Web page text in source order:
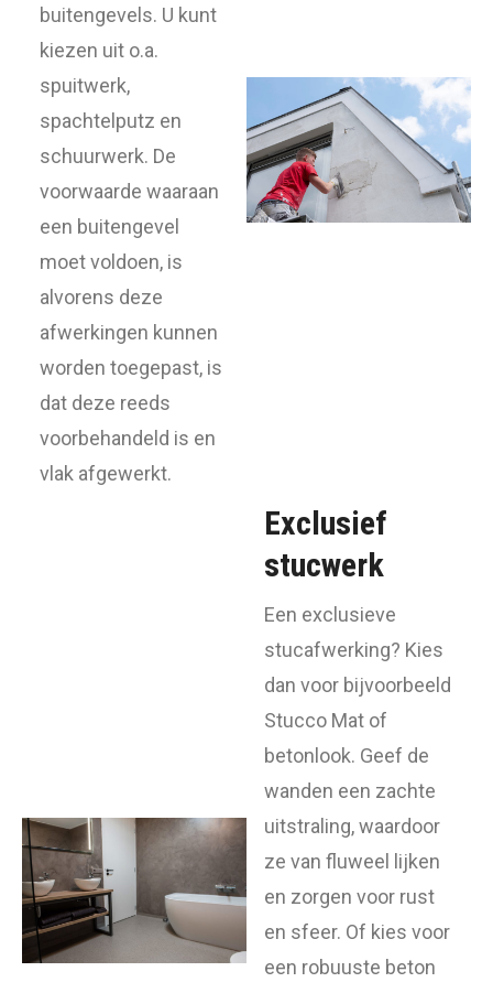
buitengevels. U kunt
kiezen uit o.a.
spuitwerk,
spachtelputz en
schuurwerk. De
voorwaarde waaraan
een buitengevel
moet voldoen, is
alvorens deze
afwerkingen kunnen
worden toegepast, is
dat deze reeds
voorbehandeld is en
vlak afgewerkt.
Exclusief
stucwerk
Een exclusieve
stucafwerking? Kies
dan voor bijvoorbeeld
Stucco Mat of
betonlook. Geef de
wanden een zachte
uitstraling, waardoor
ze van fluweel lijken
en zorgen voor rust
en sfeer. Of kies voor
een robuuste beton